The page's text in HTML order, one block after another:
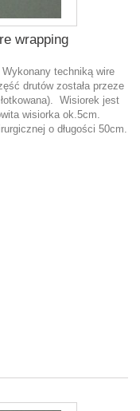
wrapping
techniką wire
drutów została przeze
Wisiorek jest
wisiorka ok.5cm.
o długości 50cm.